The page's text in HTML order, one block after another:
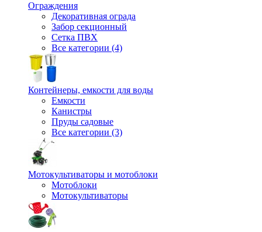
Ограждения
Декоративная ограда
Забор секционный
Сетка ПВХ
Все категории (4)
Контейнеры, емкости для воды
Емкости
Канистры
Пруды садовые
Все категории (3)
Мотокультиваторы и мотоблоки
Мотоблоки
Мотокультиваторы